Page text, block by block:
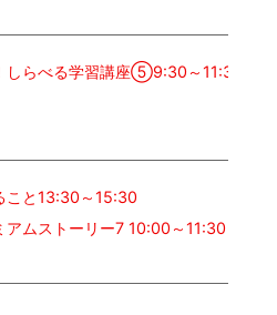
しらべる学習講座⑤9:30～11:30
と13:30～15:30
ムストーリー7 10:00～11:30